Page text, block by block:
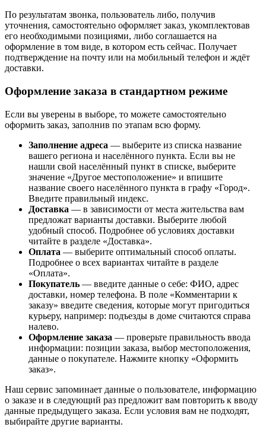
По результатам звонка, пользователь либо, получив
уточнения, самостоятельно оформляет заказ, укомплектовав
его необходимыми позициями, либо соглашается на
оформление в том виде, в котором есть сейчас. Получает
подтверждение на почту или на мобильный телефон и ждёт
доставки.
Оформление заказа в стандартном режиме
Если вы уверены в выборе, то можете самостоятельно
оформить заказ, заполнив по этапам всю форму.
Заполнение адреса — выберите из списка название
вашего региона и населённого пункта. Если вы не
нашли свой населённый пункт в списке, выберите
значение «Другое местоположение» и впишите
название своего населённого пункта в графу «Город».
Введите правильный индекс.
Доставка — в зависимости от места жительства вам
предложат варианты доставки. Выберите любой
удобный способ. Подробнее об условиях доставки
читайте в разделе «Доставка».
Оплата — выберите оптимальный способ оплаты.
Подробнее о всех вариантах читайте в разделе
«Оплата».
Покупатель — введите данные о себе: ФИО, адрес
доставки, номер телефона. В поле «Комментарии к
заказу» введите сведения, которые могут пригодиться
курьеру, например: подъезды в доме считаются справа
налево.
Оформление заказа — проверьте правильность ввода
информации: позиции заказа, выбор местоположения,
данные о покупателе. Нажмите кнопку «Оформить
заказ».
Наш сервис запоминает данные о пользователе, информацию
о заказе и в следующий раз предложит вам повторить к вводу
данные предыдущего заказа. Если условия вам не подходят,
выбирайте другие варианты.